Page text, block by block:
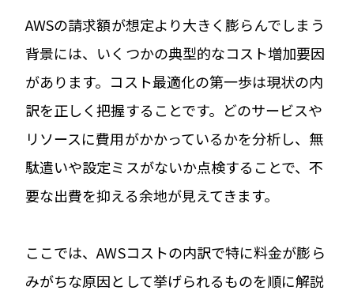
AWSの請求額が想定より大きく膨らんでしまう
背景には、いくつかの典型的なコスト増加要因
があります。コスト最適化の第一歩は現状の内
訳を正しく把握することです。どのサービスや
リソースに費用がかかっているかを分析し、無
駄遣いや設定ミスがないか点検することで、不
要な出費を抑える余地が見えてきます。
ここでは、AWSコストの内訳で特に料金が膨ら
みがちな原因として挙げられるものを順に解説